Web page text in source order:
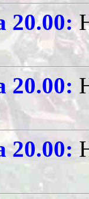
20.00:
20.00:
20.00: